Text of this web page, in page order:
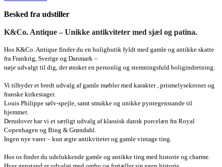
Besked fra udstiller
K&Co. Antique – Unikke antikviteter med sjæl og patina.
Hos K&Co. Antique finder du en boligbutik fyldt med gamle og antikke skatte
fra Frankrig, Sverige og Danmark –
nøje udvalgt til dig, der ønsker en personlig og stemningsfuld boligindretning.
Vi tilbyder et bredt udvalg af gamle møbler med karakter , prismelysekroner og
franske kirkestager.
Louis Philippe sølv-spejle, samt smukke og unikke pyntegenstande til
hjemmet.
Derudover har vi et særligt udvalg af klassisk dansk porcelæn fra Royal
Copenhagen og Bing & Grøndahl.
Ingen nye varer – kun ægte antikviteter og gamle vintage ting.
Hos os finder du udelukkende gamle og antikke ting med historie og charme.